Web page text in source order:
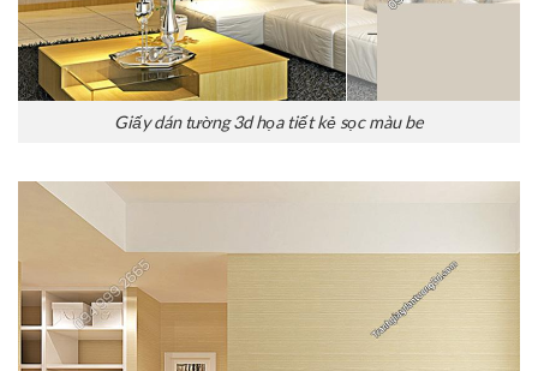
Giấy dán tường 3d họa tiết kẻ sọc màu be